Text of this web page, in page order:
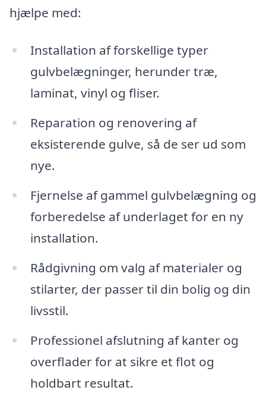
hjælpe med:
Installation af forskellige typer
gulvbelægninger, herunder træ,
laminat, vinyl og fliser.
Reparation og renovering af
eksisterende gulve, så de ser ud som
nye.
Fjernelse af gammel gulvbelægning og
forberedelse af underlaget for en ny
installation.
Rådgivning om valg af materialer og
stilarter, der passer til din bolig og din
livsstil.
Professionel afslutning af kanter og
overflader for at sikre et flot og
holdbart resultat.